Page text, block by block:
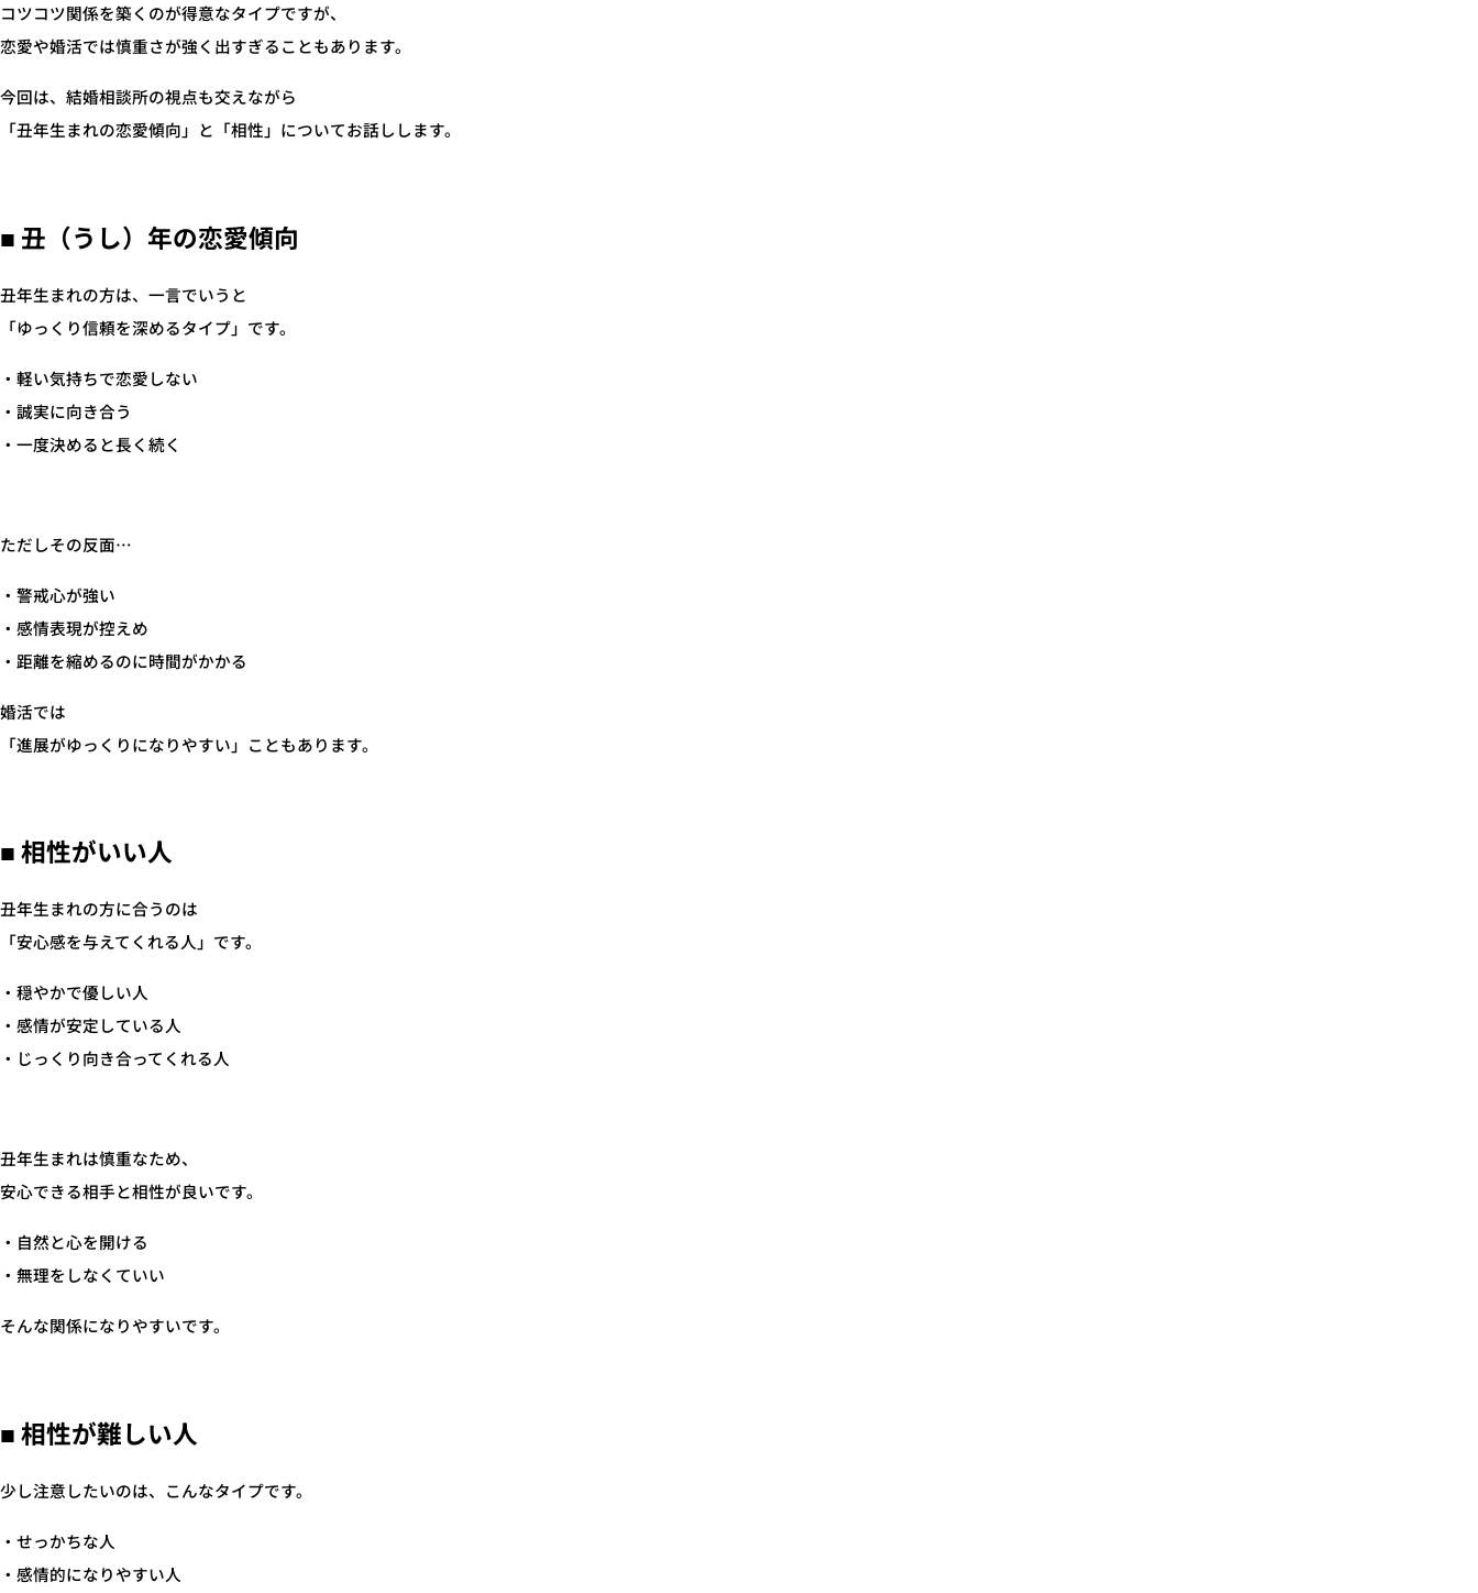
コツコツ関係を築くのが得意なタイプですが、
恋愛や婚活では慎重さが強く出すぎることもあります。
今回は、結婚相談所の視点も交えながら
「丑年生まれの恋愛傾向」と「相性」についてお話しします。
■ 丑（うし）年の恋愛傾向
丑年生まれの方は、一言でいうと
「ゆっくり信頼を深めるタイプ」です。
・軽い気持ちで恋愛しない
・誠実に向き合う
・一度決めると長く続く
ただしその反面…
・警戒心が強い
・感情表現が控えめ
・距離を縮めるのに時間がかかる
婚活では
「進展がゆっくりになりやすい」こともあります。
■ 相性がいい人
丑年生まれの方に合うのは
「安心感を与えてくれる人」です。
・穏やかで優しい人
・感情が安定している人
・じっくり向き合ってくれる人
丑年生まれは慎重なため、
安心できる相手と相性が良いです。
・自然と心を開ける
・無理をしなくていい
そんな関係になりやすいです。
■ 相性が難しい人
少し注意したいのは、こんなタイプです。
・せっかちな人
・感情的になりやすい人